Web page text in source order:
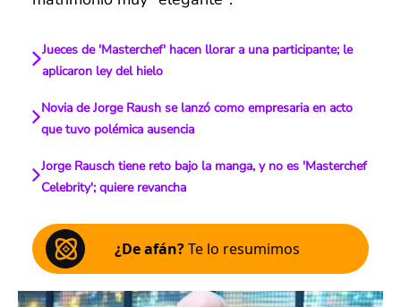
Jueces de 'Masterchef' hacen llorar a una participante; le
aplicaron ley del hielo
Novia de Jorge Raush se lanzó como empresaria en acto
que tuvo polémica ausencia
Jorge Rausch tiene reto bajo la manga, y no es 'Masterchef
Celebrity'; quiere revancha
¿De afán?Te lo resumimos